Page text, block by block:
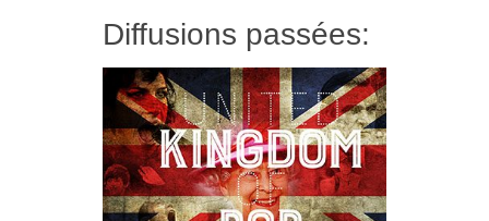
Diffusions passées: